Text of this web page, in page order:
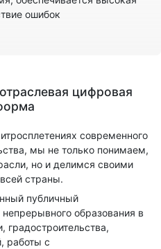
ошибок
цифровая
современного
мы не только понимаем,
но и делимся своими
страны.
публичный
образования в
градостроительства,
работы с